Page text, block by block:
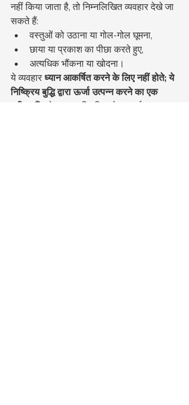
नहीं किया जाता है, तो निम्नलिखित व्यवहार देखे जा
सकते हैं:
वस्तुओं को उठाना या गोल-गोल घूमना,
छाया या प्रकाश का पीछा करते हुए,
अत्यधिक भौंकना या खोदना।
ये व्यवहार ध्यान आकर्षित करने के लिए नहीं होते; ये
निष्क्रिय बुद्धि द्वारा ऊर्जा उत्पन्न करने का एक
तरीका हैं।
ये व्यवहार नियमित खेल, कार्य या